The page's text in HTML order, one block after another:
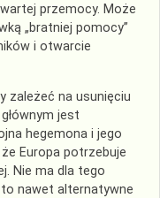
przemocy. Może
„bratniej pomocy”
i otwarcie
zależeć na usunięciu
jest
hegemona i jego
Europa potrzebuje
Nie ma dla tego
nawet alternatywne